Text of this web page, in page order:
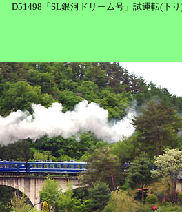
D51498「SL銀河ドリーム号」試運転(下り